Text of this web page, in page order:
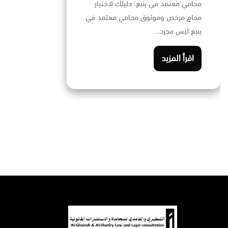
محامي معتمد في ينبع: دليلك لاختيار
محامٍ مرخص وموثوق محامي معتمد في
ينبع ليس مجرد…
اقرأ المزيد